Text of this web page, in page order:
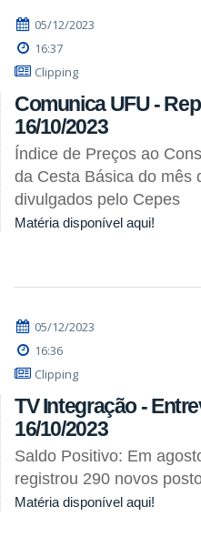
05/12/2023
16:37
Clipping
Comunica UFU -
16/10/2023
Índice de Preços ao
da Cesta Básica do mês
divulgados pelo Cepes
Matéria disponível aqui!
05/12/2023
16:36
Clipping
TV Integração -
16/10/2023
Saldo Positivo: Em
registrou 290 novos
Matéria disponível aqui!